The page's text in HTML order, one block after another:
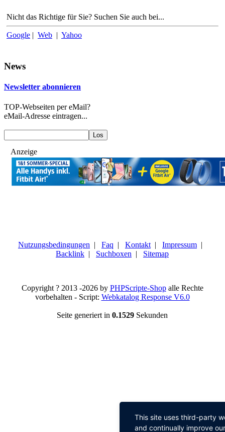
Nicht das Richtige für Sie? Suchen Sie auch bei...
Google | Web | Yahoo
News
Newsletter abonnieren
TOP-Webseiten per eMail?
eMail-Adresse eintragen...
Anzeige
Nutzungsbedingungen | Faq | Kontakt | Impressum |
Backlink | Suchboxen | Sitemap
Copyright ? 2013 -2026 by PHPScripte-Shopalle Rechte
vorbehalten - Script: Webkatalog Response V6.0
Seite generiert in 0.1529 Sekunden
This site uses third-party
and continually improve